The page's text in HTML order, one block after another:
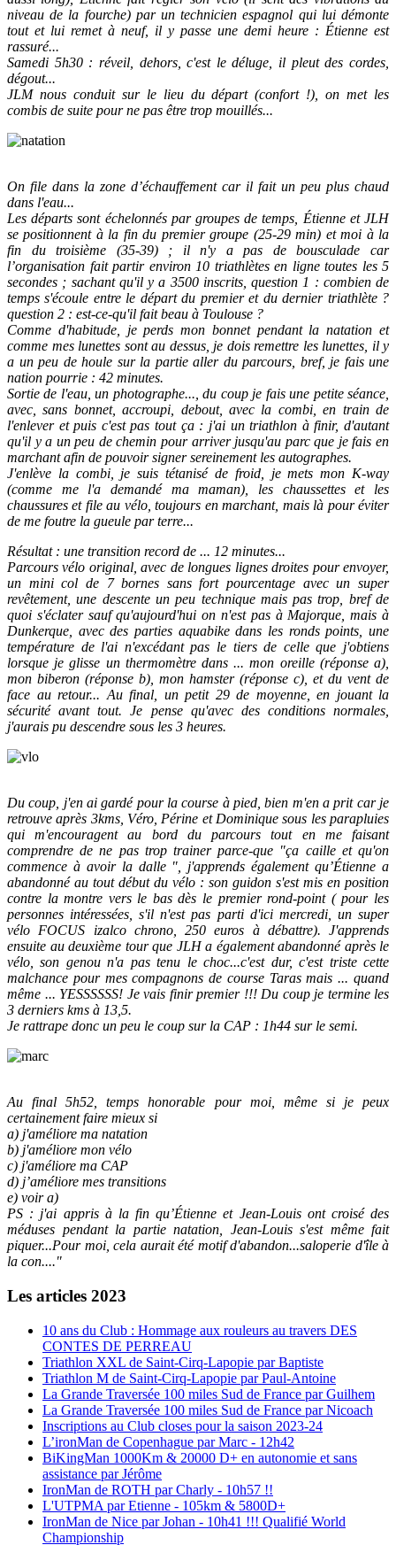
niveau de la fourche) par un technicien espagnol qui lui démonte
tout et lui remet à neuf, il y passe une demi heure : Étienne est
rassuré...
Samedi 5h30 : réveil, dehors, c'est le déluge, il pleut des cordes,
dégout...
JLM nous conduit sur le lieu du départ (confort !), on met les
combis de suite pour ne pas être trop mouillés...
On file dans la zone d’échauffement car il fait un peu plus chaud
dans l'eau...
Les départs sont échelonnés par groupes de temps, Étienne et JLH
se positionnent à la fin du premier groupe (25-29 min) et moi à la
fin du troisième (35-39) ; il n'y a pas de bousculade car
l’organisation fait partir environ 10 triathlètes en ligne toutes les 5
secondes ; sachant qu'il y a 3500 inscrits, question 1 : combien de
temps s'écoule entre le départ du premier et du dernier triathlète ?
question 2 : est-ce-qu'il fait beau à Toulouse ?
Comme d'habitude, je perds mon bonnet pendant la natation et
comme mes lunettes sont au dessus, je dois remettre les lunettes, il y
a un peu de houle sur la partie aller du parcours, bref, je fais une
nation pourrie : 42 minutes.
Sortie de l'eau, un photographe..., du coup je fais une petite séance,
avec, sans bonnet, accroupi, debout, avec la combi, en train de
l'enlever et puis c'est pas tout ça : j'ai un triathlon à finir, d'autant
qu'il y a un peu de chemin pour arriver jusqu'au parc que je fais en
marchant afin de pouvoir signer sereinement les autographes.
J'enlève la combi, je suis tétanisé de froid, je mets mon K-way
(comme me l'a demandé ma maman), les chaussettes et les
chaussures et file au vélo, toujours en marchant, mais là pour éviter
de me foutre la gueule par terre...
Résultat : une transition record de ... 12 minutes...
Parcours vélo original, avec de longues lignes droites pour envoyer,
un mini col de 7 bornes sans fort pourcentage avec un super
revêtement, une descente un peu technique mais pas trop, bref de
quoi s'éclater sauf qu'aujourd'hui on n'est pas à Majorque, mais à
Dunkerque, avec des parties aquabike dans les ronds points, une
température de l'ai n'excédant pas le tiers de celle que j'obtiens
lorsque je glisse un thermomètre dans ... mon oreille (réponse a),
mon biberon (réponse b), mon hamster (réponse c), et du vent de
face au retour... Au final, un petit 29 de moyenne, en jouant la
sécurité avant tout. Je pense qu'avec des conditions normales,
j'aurais pu descendre sous les 3 heures.
Du coup, j'en ai gardé pour la course à pied, bien m'en a prit car je
retrouve après 3kms, Véro, Périne et Dominique sous les parapluies
qui m'encouragent au bord du parcours tout en me faisant
comprendre de ne pas trop trainer parce-que "ça caille et qu'on
commence à avoir la dalle ", j'apprends également qu’Étienne a
abandonné au tout début du vélo : son guidon s'est mis en position
contre la montre vers le bas dès le premier rond-point ( pour les
personnes intéressées, s'il n'est pas parti d'ici mercredi, un super
vélo FOCUS izalco chrono, 250 euros à débattre). J'apprends
ensuite au deuxième tour que JLH a également abandonné après le
vélo, son genou n'a pas tenu le choc...c'est dur, c'est triste cette
malchance pour mes compagnons de course Taras mais ... quand
même ... YESSSSSS! Je vais finir premier !!! Du coup je termine les
3 derniers kms à 13,5.
Je rattrape donc un peu le coup sur la CAP : 1h44 sur le semi.
Au final 5h52, temps honorable pour moi, même si je peux
certainement faire mieux si
a) j'améliore ma natation
b) j'améliore mon vélo
c) j'améliore ma CAP
d) j’améliore mes transitions
e) voir a)
PS : j'ai appris à la fin qu’Étienne et Jean-Louis ont croisé des
méduses pendant la partie natation, Jean-Louis s'est même fait
piquer...Pour moi, cela aurait été motif d'abandon...saloperie d'île à
la con...."
Les articles 2023
10 ans du Club : Hommage aux rouleurs au travers DES
CONTES DE PERREAU
Triathlon XXL de Saint-Cirq-Lapopie par Baptiste
Triathlon M de Saint-Cirq-Lapopie par Paul-Antoine
La Grande Traversée 100 miles Sud de France par Guilhem
La Grande Traversée 100 miles Sud de France par Nicoach
Inscriptions au Club closes pour la saison 2023-24
L’ironMan de Copenhague par Marc - 12h42
BiKingMan 1000Km & 20000 D+ en autonomie et sans
assistance par Jérôme
IronMan de ROTH par Charly - 10h57 !!
L'UTPMA par Etienne - 105km & 5800D+
IronMan de Nice par Johan - 10h41 !!! Qualifié World
Championship